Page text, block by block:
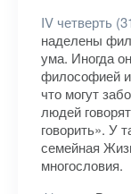
IV четверть
наделены
ума. Иногда
философией
что могут
людей
говорить». У
семейная
многословия.